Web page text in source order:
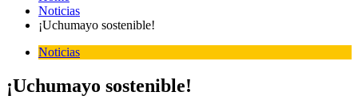
Noticias
¡Uchumayo sostenible!
Noticias
¡Uchumayo sostenible!